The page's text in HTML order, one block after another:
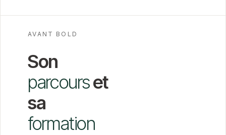
AVANT BOLD
Son
parcourset
sa
formation